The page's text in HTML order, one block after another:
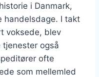
i Danmark,
handelsdage. I takt
voksede, blev
også
ofte
som mellemled